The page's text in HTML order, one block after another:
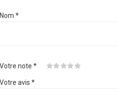
Nom *
Votre note *
Votre avis *